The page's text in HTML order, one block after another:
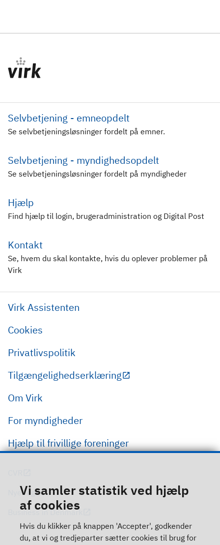
Vi samler statistik ved hjælp
af cookies
Hvis du klikker på knappen 'Accepter', godkender
du, at vi og tredjeparter sætter cookies til brug for
Selvbetjening - emneopdelt
Se selvbetjeningsløsninger fordelt på emner.
Selvbetjening - myndighedsopdelt
Se selvbetjeningsløsninger fordelt på myndigheder
Hjælp
Find hjælp til login, brugeradministration og Digital Post
Kontakt
Se, hvem du skal kontakte, hvis du oplever problemer på
Virk
Virk Assistenten
Cookies
Privatlivspolitik
Tilgængelighedserklæring
Om Virk
For myndigheder
Hjælp til frivillige foreninger
Nye regler
Business in Denmark